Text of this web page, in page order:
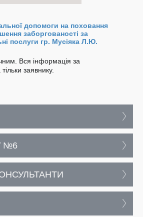
допомоги на поховання
заборгованості за
послуги гр. Мусіяка Л.Ю.
Вся інформація за
заявнику.
№6